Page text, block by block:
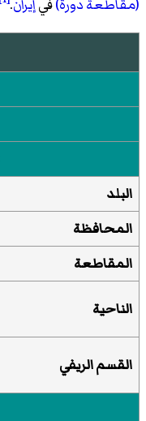
(مقاطعة دورة)فيإيران.
البلد
المحافظة
المقاطعة
الناحية
القسم الريفي